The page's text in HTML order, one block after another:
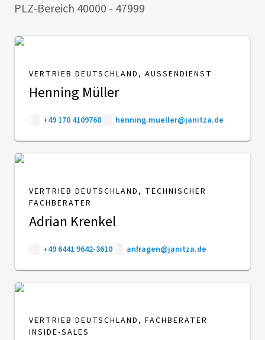
PLZ-Bereich 40000 - 47999
VERTRIEB DEUTSCHLAND, AUSSENDIENST
Henning Müller
+49 170 4109768 henning.mueller@janitza.de
VERTRIEB DEUTSCHLAND, TECHNISCHER
FACHBERATER
Adrian Krenkel
+49 6441 9642-3610 anfragen@janitza.de
VERTRIEB DEUTSCHLAND, FACHBERATER
INSIDE-SALES